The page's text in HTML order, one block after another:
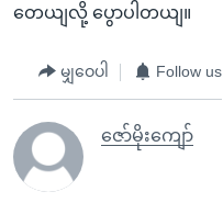
တေယျလို့ ပွောပါတယျ။
မျှဝေပါ Follow us
ဇော်မိုးကျော်